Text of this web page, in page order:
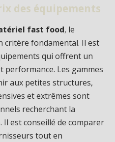
des équipements
fast food, le
fondamental. Il est
qui offrent un
Les gammes
aux petites structures,
et extrêmes sont
recherchant la
est conseillé de comparer
tout en